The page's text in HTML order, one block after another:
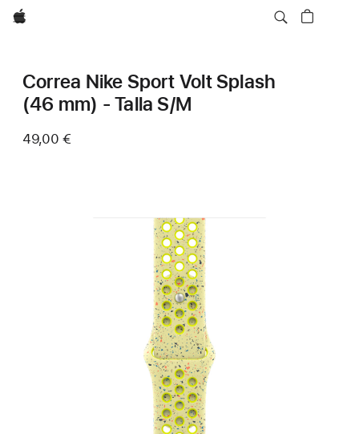
Apple
Correa Nike Sport Volt Splash
(46 mm) - Talla S/M
49,00 €